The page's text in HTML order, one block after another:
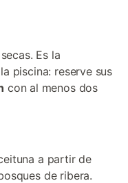
Es la
piscina: reserve sus
con al menos dos
a partir de
de ribera.